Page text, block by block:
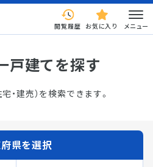
閲覧履歴 お気に入り メニュー
戸建てを探す
・建売）を検索できます。
県を選択